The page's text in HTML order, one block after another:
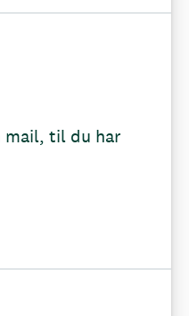
mail, til du har